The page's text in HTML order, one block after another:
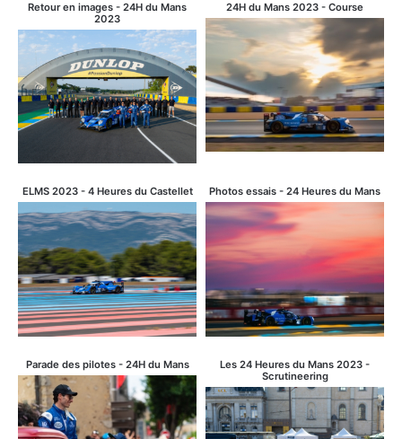
Retour en images - 24H du Mans
2023
24H du Mans 2023 - Course
ELMS 2023 - 4 Heures du Castellet Photos essais - 24 Heures du Mans
Parade des pilotes - 24H du Mans
Les 24 Heures du Mans 2023 -
Scrutineering